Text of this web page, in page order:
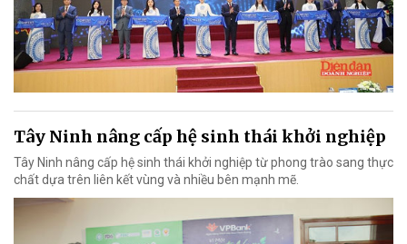
Tây Ninh nâng cấp hệ sinh thái khởi nghiệp
Tây Ninh nâng cấp hệ sinh thái khởi nghiệp từ phong trào sang thực
chất dựa trên liên kết vùng và nhiều bên mạnh mẽ.